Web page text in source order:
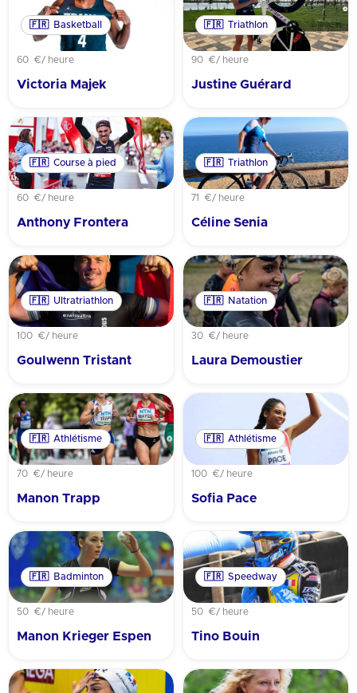
🇫🇷 Basketball
60 €/ heure
Victoria Majek
🇫🇷 Triathlon
90 €/ heure
Justine Guérard
🇫🇷 Course à pied
60 €/ heure
Anthony Frontera
🇫🇷 Triathlon
71 €/ heure
Céline Senia
🇫🇷 Ultratriathlon
100 €/ heure
Goulwenn Tristant
🇫🇷 Natation
30 €/ heure
Laura Demoustier
🇫🇷 Athlétisme
70 €/ heure
Manon Trapp
🇫🇷 Athlétisme
100 €/ heure
Sofia Pace
🇫🇷 Badminton
50 €/ heure
Manon Krieger Espen
🇫🇷 Speedway
50 €/ heure
Tino Bouin